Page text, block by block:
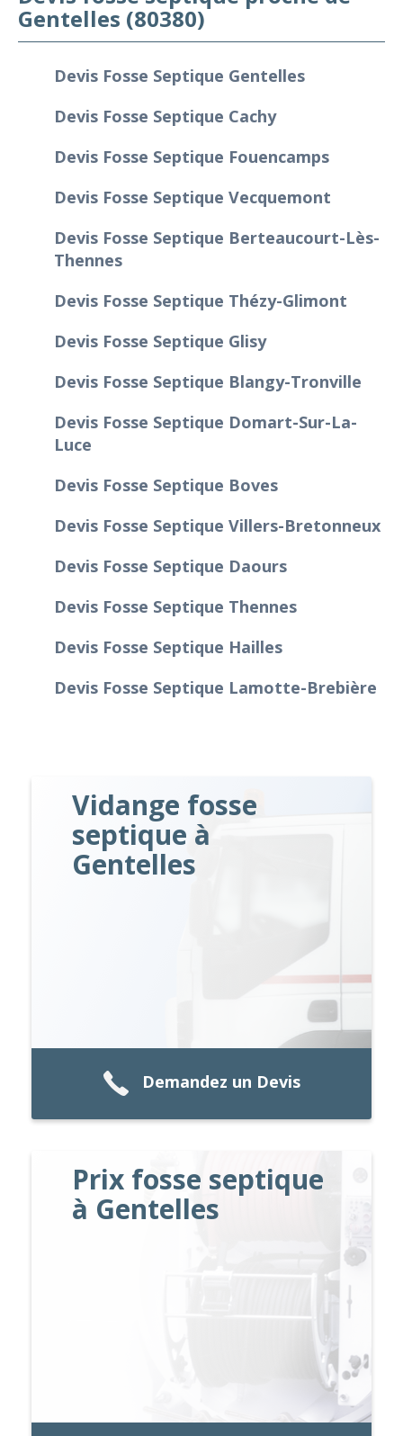
Gentelles (80380)
Devis Fosse Septique Gentelles
Devis Fosse Septique Cachy
Devis Fosse Septique Fouencamps
Devis Fosse Septique Vecquemont
Devis Fosse Septique Berteaucourt-Lès-
Thennes
Devis Fosse Septique Thézy-Glimont
Devis Fosse Septique Glisy
Devis Fosse Septique Blangy-Tronville
Devis Fosse Septique Domart-Sur-La-
Luce
Devis Fosse Septique Boves
Devis Fosse Septique Villers-Bretonneux
Devis Fosse Septique Daours
Devis Fosse Septique Thennes
Devis Fosse Septique Hailles
Devis Fosse Septique Lamotte-Brebière
Vidange fosse
septique à
Gentelles
Demandez un Devis
Prix fosse septique
à Gentelles